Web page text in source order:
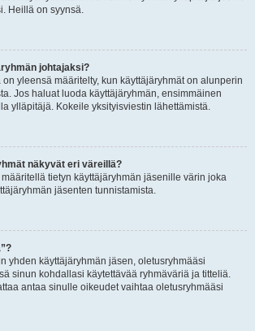
Heillä on syynsä.
johtajaksi?
yleensä määritelty, kun käyttäjäryhmät on alunperin
Jos haluat luoda käyttäjäryhmän, ensimmäinen
ylläpitäjä. Kokeile yksityisviestin lähettämistä.
näkyvät eri väreillä?
tietyn käyttäjäryhmän jäsenille värin joka
jäsenten tunnistamista.
yhden käyttäjäryhmän jäsen, oletusryhmääsi
sinun kohdallasi käytettävää ryhmäväriä ja titteliä.
antaa sinulle oikeudet vaihtaa oletusryhmääsi